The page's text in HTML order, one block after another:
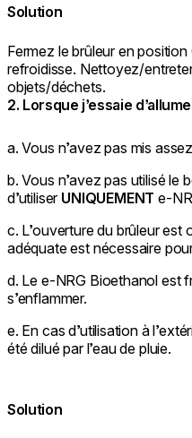
Solution
Fermez le brûleur en
refroidisse. Nettoyez/
objets/déchets.
2. Lorsque j’essaie
a. Vous n’avez pas mis
b. Vous n’avez pas utilisé le
d’utiliser UNIQUEMENT e-
c. L’ouverture du brûleur est
adéquate est nécessaire
d. Le e-NRG Bioethanol est
s’enflammer.
e. En cas d’utilisation à
été dilué par l’eau de pluie.
Solution